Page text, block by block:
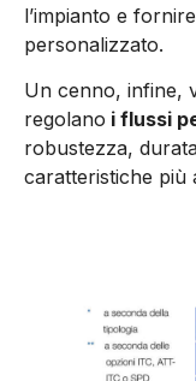
l’impianto e
personalizzato.
Un cenno, infine,
regolano i flussi
robustezza,
caratteristiche più